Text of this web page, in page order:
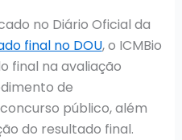
no Diário Oficial da
final no DOU, o ICMBio
final na avaliação
de
público, além
do resultado final.